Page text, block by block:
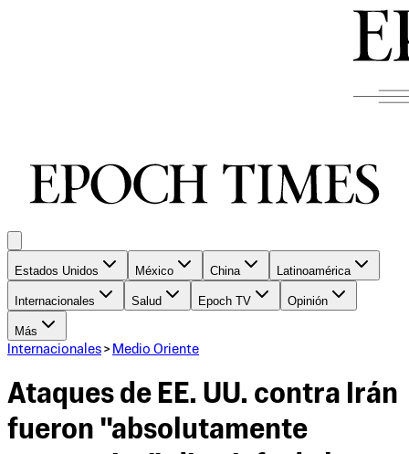
Estados Unidos México China Latinoamérica
Internacionales Salud Epoch TV Opinión
Más
Internacionales > Medio Oriente
Ataques de EE. UU. contra Irán
fueron "absolutamente